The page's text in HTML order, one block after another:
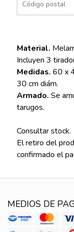
Material.
Incluyen 3
Medidas. 60 x
30 cm diám.
Armado. Se
tarugos.
Consultar stock.
El retiro del
confirmado el
MEDIOS DE